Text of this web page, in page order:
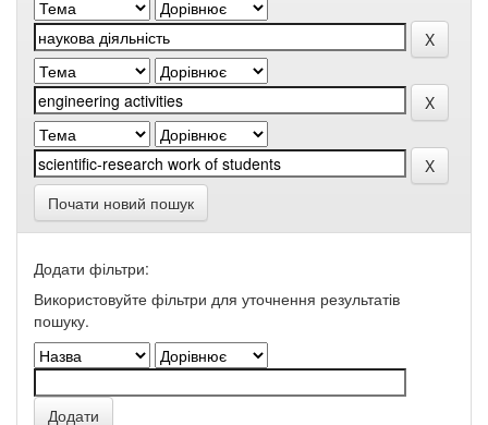
Почати новий пошук
Додати фільтри:
Використовуйте фільтри для уточнення результатів
пошуку.